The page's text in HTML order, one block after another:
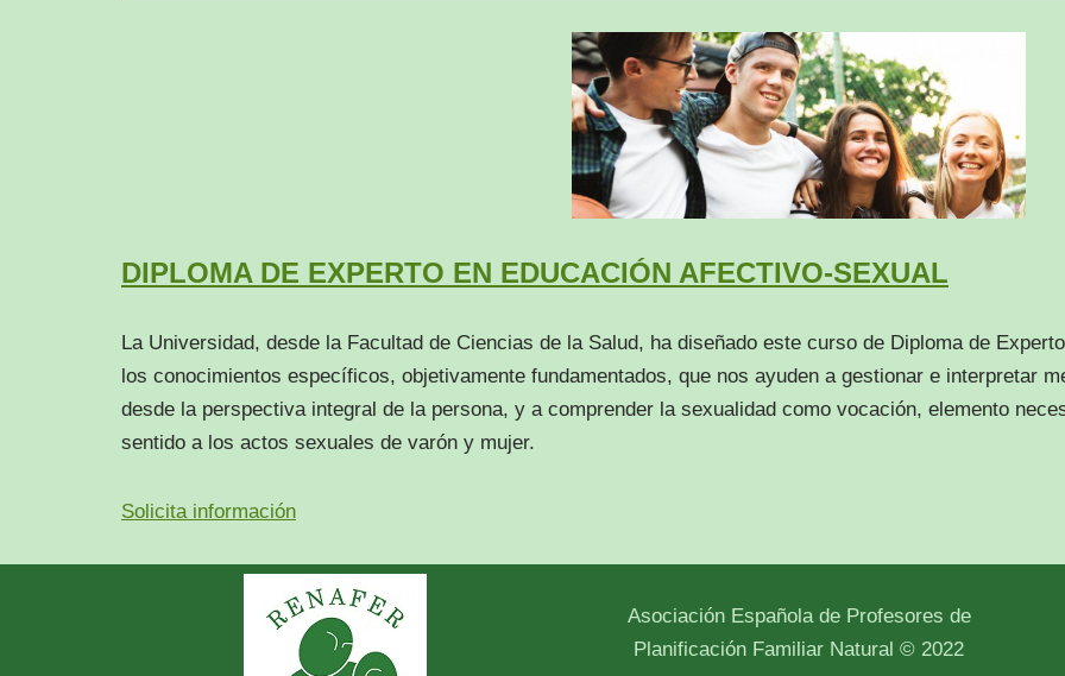
DIPLOMA DE EXPERTO EN EDUCACIÓN AFECTIVO-SEXUAL
La Universidad, desde la Facultad de Ciencias de la Salud, ha diseñado este curso de Diploma de
los conocimientos específicos, objetivamente fundamentados, que nos ayuden a gestionar e interpretar
desde la perspectiva integral de la persona, y a comprender la sexualidad como vocación, elemento
sentido a los actos sexuales de varón y mujer.
Solicita información
Asociación Española de Profesores de
Planificación Familiar Natural © 2022